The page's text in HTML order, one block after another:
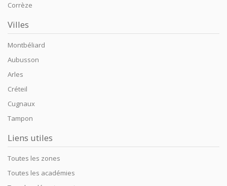
Corrèze
Villes
Montbéliard
Aubusson
Arles
Créteil
Cugnaux
Tampon
Liens utiles
Toutes les zones
Toutes les académies